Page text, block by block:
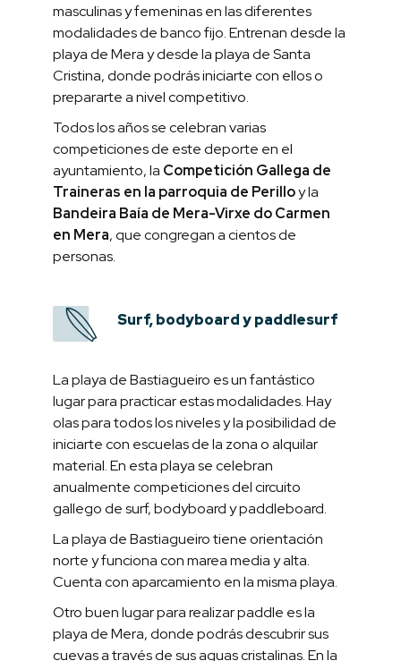
masculinas y femeninas en las diferentes
modalidades de banco fijo. Entrenan desde la
playa de Mera y desde la playa de Santa
Cristina, donde podrás iniciarte con ellos o
prepararte a nivel competitivo.
Todos los años se celebran varias
competiciones de este deporte en el
ayuntamiento, la Competición Gallega de
Traineras en la parroquia de Perilloy la
Bandeira Baía de Mera-Virxe do Carmen
en Mera, que congregan a cientos de
personas.
Surf, bodyboard y paddlesurf
La playa de Bastiagueiro es un fantástico
lugar para practicar estas modalidades. Hay
olas para todos los niveles y la posibilidad de
iniciarte con escuelas de la zona o alquilar
material. En esta playa se celebran
anualmente competiciones del circuito
gallego de surf, bodyboard y paddleboard.
La playa de Bastiagueiro tiene orientación
norte y funciona con marea media y alta.
Cuenta con aparcamiento en la misma playa.
Otro buen lugar para realizar paddle es la
playa de Mera, donde podrás descubrir sus
cuevas a través de sus aguas cristalinas. En la